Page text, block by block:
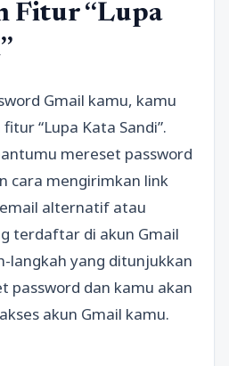
Fitur “Lupa
Gmail kamu, kamu
“Lupa Kata Sandi”.
mereset password
cara mengirimkan link
alternatif atau
terdaftar di akun Gmail
langkah yang ditunjukkan
password dan kamu akan
akun Gmail kamu.